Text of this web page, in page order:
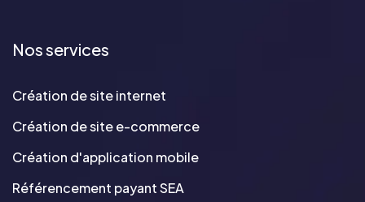
Nos services
Création de site internet
Création de site e-commerce
Création d'application mobile
Référencement payant SEA